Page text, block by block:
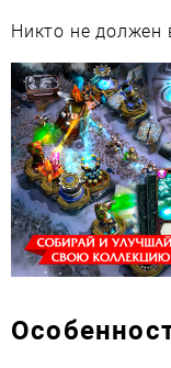
Никто не должен